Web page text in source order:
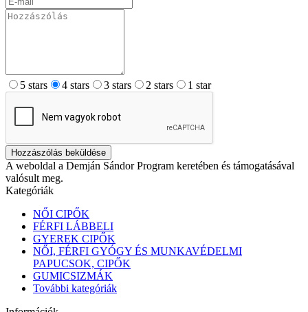
5 stars 4 stars 3 stars 2 stars 1 star
Hozzászólás beküldése
A weboldal a Demján Sándor Program keretében és támogatásával
valósult meg.
Kategóriák
NŐI CIPŐK
FÉRFI LÁBBELI
GYEREK CIPŐK
NŐI, FÉRFI GYÓGY ÉS MUNKAVÉDELMI
PAPUCSOK, CIPŐK
GUMICSIZMÁK
További kategóriák